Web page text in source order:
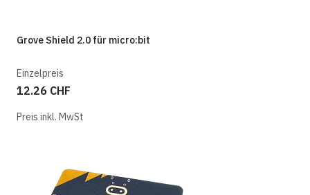
Grove Shield 2.0 für micro:bit
Einzelpreis
12.26 CHF
Preis inkl. MwSt